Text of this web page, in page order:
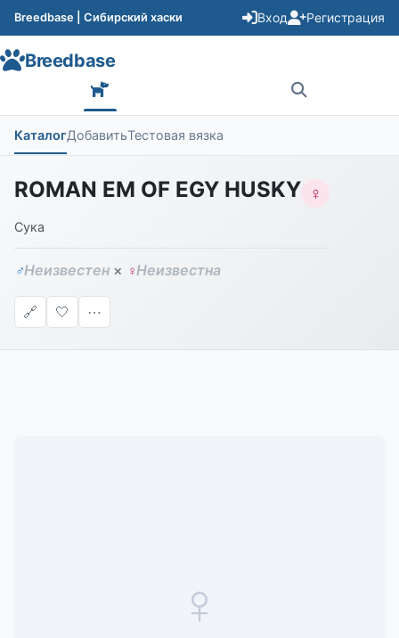
Breedbase | Сибирский хаски Вход Регистрация
Breedbase
КаталогДобавитьТестовая вязка
ROMAN EM OF EGY HUSKY ♀
Сука
♂Неизвестен × ♀Неизвестна
🔗 🤍 ⋯
♀